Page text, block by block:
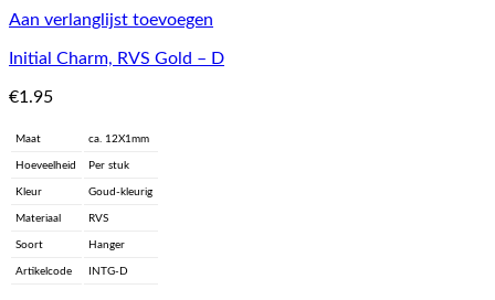
Aan verlanglijst toevoegen
Initial Charm, RVS Gold – D
€1.95
Maat ca. 12X1mm
Hoeveelheid Per stuk
Kleur Goud-kleurig
Materiaal RVS
Soort Hanger
Artikelcode INTG-D